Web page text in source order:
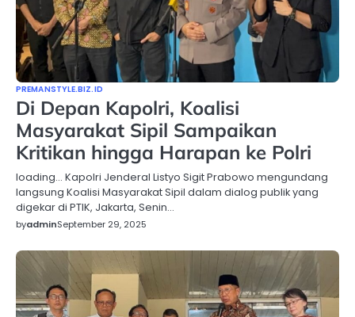
PREMANSTYLE.BIZ.ID
Di Depan Kapolri, Koalisi
Masyarakat Sipil Sampaikan
Kritikan hingga Harapan ke Polri
loading… Kapolri Jenderal Listyo Sigit Prabowo mengundang
langsung Koalisi Masyarakat Sipil dalam dialog publik yang
digekar di PTIK, Jakarta, Senin…
byadminSeptember 29, 2025